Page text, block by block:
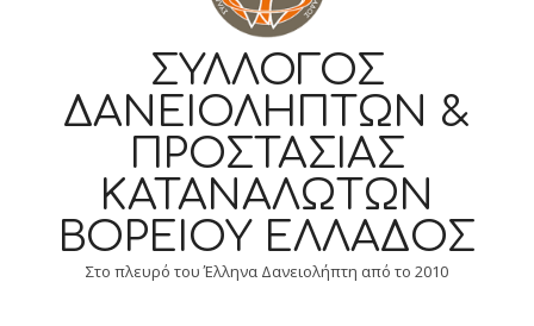
ΣΎΛΛΟΓΟΣ
ΔΑΝΕΙΟΛΗΠΤΏΝ &
ΠΡΟΣΤΑΣΊΑΣ
ΚΑΤΑΝΑΛΩΤΏΝ
ΒΟΡΕΊΟΥ ΕΛΛΆΔΟΣ
Στο πλευρό του Έλληνα Δανειολήπτη από το 2010